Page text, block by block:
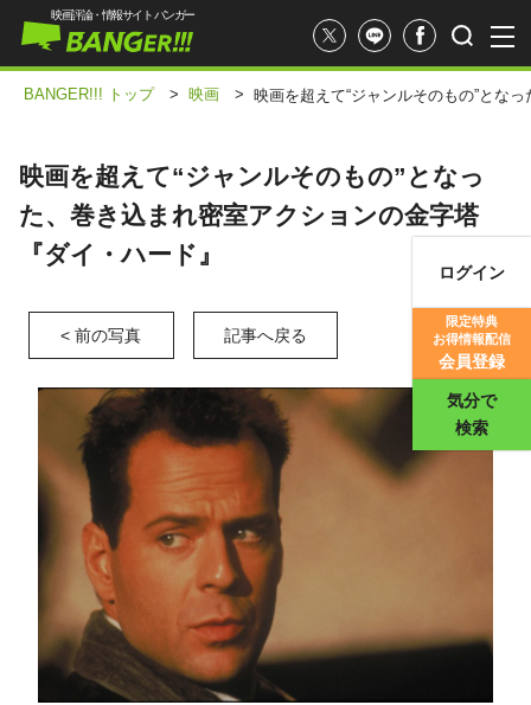
映画評価
映画評論・情報サイト バンガー
ログイン
限定特典
お得情報配信
会員登録
気分で
検索
BANGER!!! トップ > 映画 > 映画を超えて“ジャンルそのもの”とな
映画を超えて“ジャンルそのもの”となっ
た、巻き込まれ密室アクションの金字塔
『ダイ・ハード』
< 前の写真 記事へ戻る